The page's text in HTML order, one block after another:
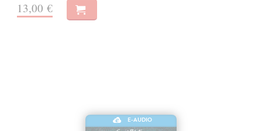
13,00 €
E-AUDIO